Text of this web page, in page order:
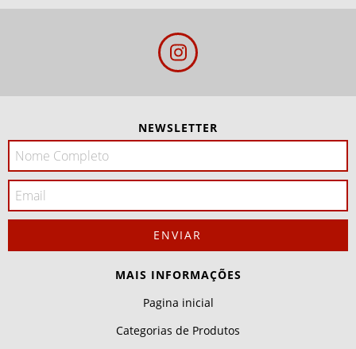
NEWSLETTER
MAIS INFORMAÇÕES
Pagina inicial
Categorias de Produtos